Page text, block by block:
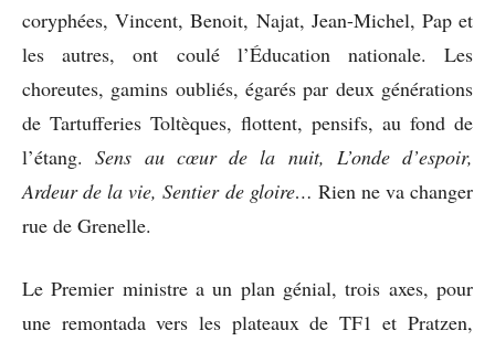
coryphées, Vincent, Benoit, Najat, Jean-Michel, Pap et
les autres, ont coulé l’Éducation nationale. Les
choreutes, gamins oubliés, égarés par deux générations
de Tartufferies Toltèques, flottent, pensifs, au fond de
l’étang.Sens au cœur de la nuit, L’onde d’espoir,
Ardeur de la vie, Sentier de gloire… Rien ne va changer
rue de Grenelle.
Le Premier ministre a un plan génial, trois axes, pour
une remontada vers les plateaux de TF1 et Pratzen,